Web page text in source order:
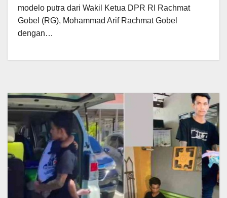
modelo putra dari Wakil Ketua DPR RI Rachmat
Gobel (RG), Mohammad Arif Rachmat Gobel
dengan…